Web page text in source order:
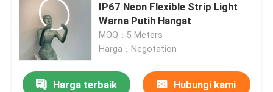
IP67 Neon Flexible Strip Light
Warna Putih Hangat
MOQ：5 Meters
Harga：Negotation
Harga terbaik Hubungi kami